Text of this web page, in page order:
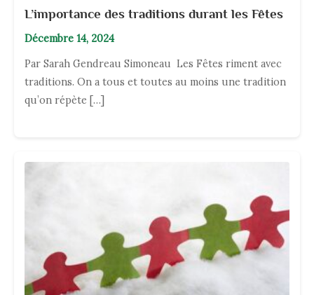
L’importance des traditions durant les Fêtes
Décembre 14, 2024
Par Sarah Gendreau Simoneau Les Fêtes riment avec
traditions. On a tous et toutes au moins une tradition
qu’on répète […]